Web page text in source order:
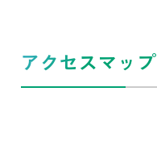
アクセスマップ